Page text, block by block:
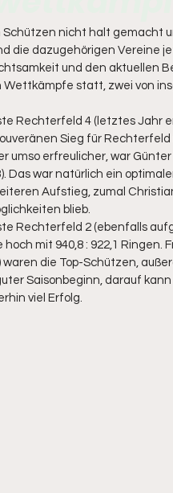
nicht halt gemacht
die dazugehörigen Vereine
und den aktuellen
Wettkämpfe statt, zwei von
Rechterfeld 4 (letztes
Sieg für Rechterfeld
umso erfreulicher, war
Das war natürlich ein
Aufstieg, zumal
blieb.
Rechterfeld 2 (ebenfalls
mit 940,8 : 922,1 Ringen.
waren die Top-Schützen,
Saisonbeginn, darauf
viel Erfolg.